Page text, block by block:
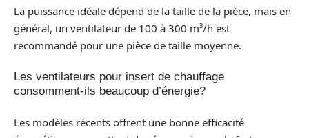
La puissance idéale dépend de la taille de la pièce, mais en
général, un ventilateur de 100 à 300 m³/h est
recommandé pour une pièce de taille moyenne.
Les ventilateurs pour insert de chauffage
consomment-ils beaucoup d’énergie?
Les modèles récents offrent une bonne efficacité